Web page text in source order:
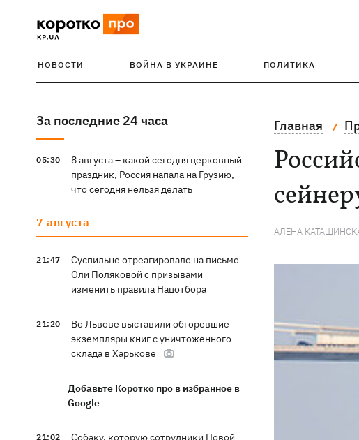
НОВОСТИ ВОЙНА В УКРАИНЕ ПОЛИТИКА
За последние 24 часа
05:30
8 августа – какой сегодня церковный
праздник, Россия напала на Грузию,
что сегодня нельзя делать
7 августа
21:47
Суспильне отреагировало на письмо
Оли Поляковой с призывами
изменить правила Нацотбора
21:20
Во Львове выставили обгоревшие
экземпляры книг с уничтоженного
склада в Харькове
Добавьте Коротко про в избранное в
Google
21:02
Собаку, которую сотрудники Новой
Главная
АЛЕНА